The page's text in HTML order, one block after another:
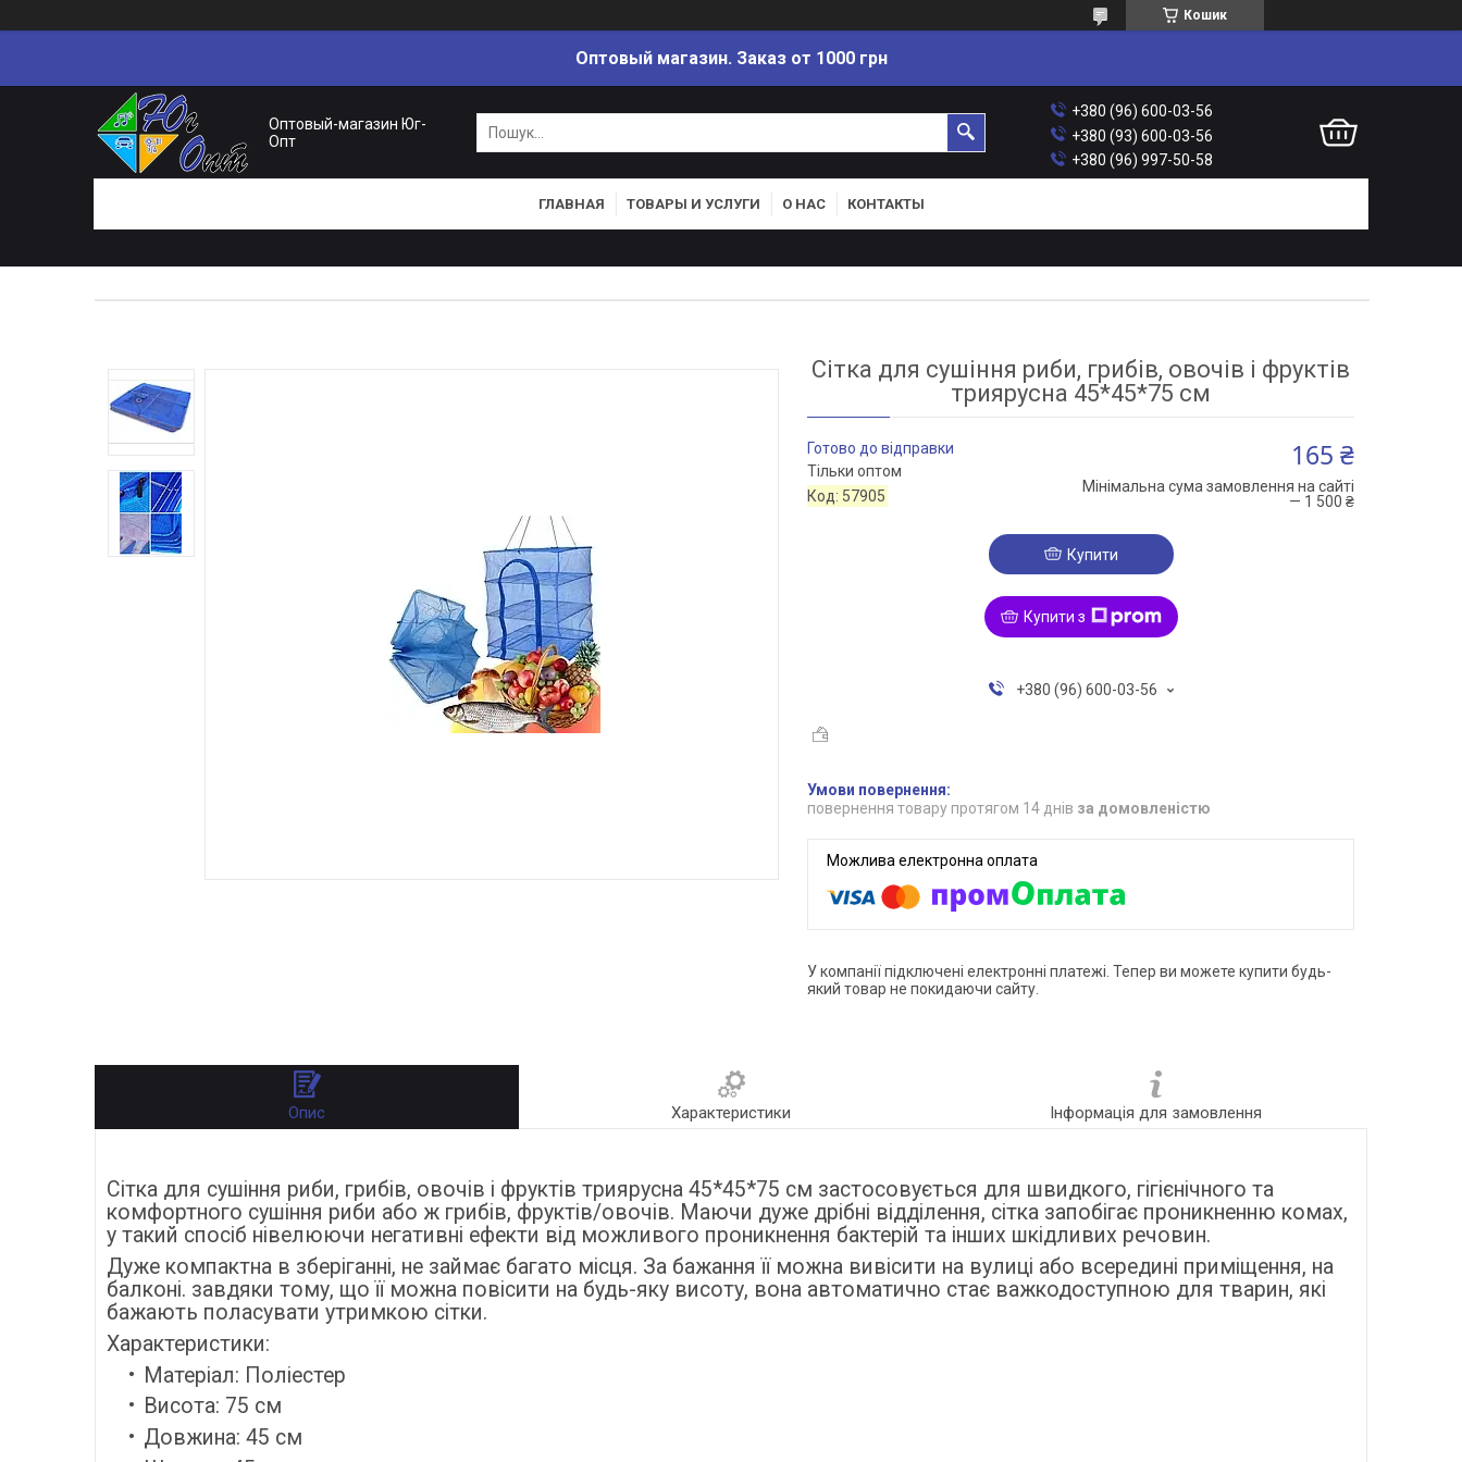
Кошик
Оптовый магазин. Заказ от 1000 грн
Оптовый-магазин Юг-
Опт
+380 (96) 600-03-56
+380 (93) 600-03-56
+380 (96) 997-50-58
ГЛАВНАЯ ТОВАРЫ И УСЛУГИ О НАС КОНТАКТЫ
Сітка для сушіння риби, грибів, овочів і фруктів
триярусна 45*45*75 см
Готово до відправки
Тільки оптом
Код: 57905
165 ₴
Мінімальна сума замовлення на сайті
— 1 500 ₴
Купити
Купити з
+380 (96) 600-03-56
повернення товару протягом 14 днів за домовленістю
У компанії підключені електронні платежі. Тепер ви можете купити будь-
який товар не покидаючи сайту.
Опис Характеристики Інформація для замовлення
Сітка для сушіння риби, грибів, овочів і фруктів триярусна 45*45*75 см застосовується для швидкого, гігієнічного та
комфортного сушіння риби або ж грибів, фруктів/овочів. Маючи дуже дрібні відділення, сітка запобігає проникненню комах,
у такий спосіб нівелюючи негативні ефекти від можливого проникнення бактерій та інших шкідливих речовин.
Дуже компактна в зберіганні, не займає багато місця. За бажання її можна вивісити на вулиці або всередині приміщення, на
балконі. завдяки тому, що її можна повісити на будь-яку висоту, вона автоматично стає важкодоступною для тварин, які
бажають поласувати утримкою сітки.
Характеристики:
Матеріал: Поліестер
Висота: 75 см
Довжина: 45 см